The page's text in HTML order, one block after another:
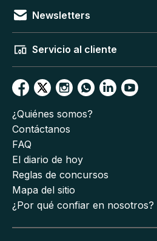
Newsletters
Servicio al cliente
¿Quiénes somos?
Contáctanos
FAQ
El diario de hoy
Reglas de concursos
Mapa del sitio
¿Por qué confiar en nosotros?